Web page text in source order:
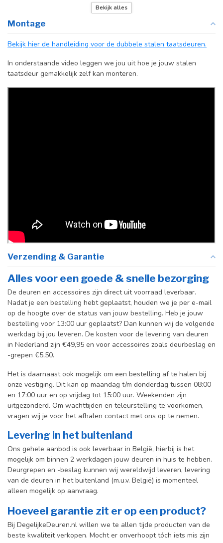
Bekijk de tabel in de producttekst
Kozijnmaat
Incl. deurgreep
Afdekkap
vloerscharnier
(uitsluitend
Incl. zwart kapje
Bekijk alles
Montage
Bekijk hier de handleiding voor de dubbele stalen taatsdeuren.
In onderstaande video leggen we jou uit hoe je jouw stalen
taatsdeur gemakkelijk zelf kan monteren.
Verzending & Garantie
Alles voor een goede & snelle bezorging
De deuren en accessoires zijn direct uit voorraad leverbaar.
Nadat je een bestelling hebt geplaatst, houden we je per e-mail
op de hoogte over de status van jouw bestelling. Heb je jouw
bestelling voor 13:00 uur geplaatst? Dan kunnen wij de volgende
werkdag bij jou leveren. De kosten voor de levering van deuren
in Nederland zijn €49,95 en voor accessoires zoals deurbeslag en
-grepen €5,50.
Het is daarnaast ook mogelijk om een bestelling af te halen bij
onze vestiging. Dit kan op maandag t/m donderdag tussen 08:00
en 17:00 uur en op vrijdag tot 15:00 uur. Weekenden zijn
uitgezonderd. Om wachttijden en teleurstelling te voorkomen,
vragen wij je voor het afhalen contact met ons op te nemen.
Levering in het buitenland
Ons gehele aanbod is ook leverbaar in België, hierbij is het
mogelijk om binnen 2 werkdagen jouw deuren in huis te hebben.
Deurgrepen en -beslag kunnen wij wereldwijd leveren, levering
van de deuren in het buitenland (m.u.v. België) is momenteel
alleen mogelijk op aanvraag.
Hoeveel garantie zit er op een product?
Bij DegelijkeDeuren.nl willen we te allen tijde producten van de
beste kwaliteit verkopen. Mocht er onverhoopt tóch iets mis zijn